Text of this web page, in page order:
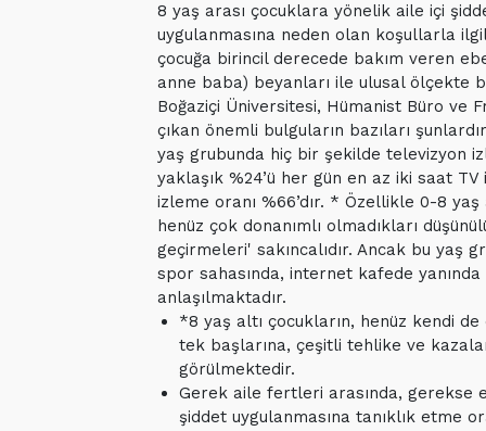
8 yaş arası çocuklara yönelik aile içi
uygulanmasına neden olan koşullarla
çocuğa birincil derecede bakım veren
anne baba) beyanları ile ulusal ölçekte
Boğaziçi Üniversitesi, Hümanist Büro ve
çıkan önemli bulguların bazıları
yaş grubunda hiç bir şekilde televizyon
yaklaşık %24’ü her gün en az iki saat
izleme oranı %66’dır. * Özellikle 0-8
henüz çok donanımlı olmadıkları
geçirmeleri' sakıncalıdır. Ancak bu yaş
spor sahasında, internet kafede
anlaşılmaktadır.
*8 yaş altı çocukların, henüz kendi
tek başlarına, çeşitli tehlike ve
görülmektedir.
Gerek aile fertleri arasında, gerekse
şiddet uygulanmasına tanıklık etme